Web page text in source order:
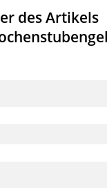
des Artikels